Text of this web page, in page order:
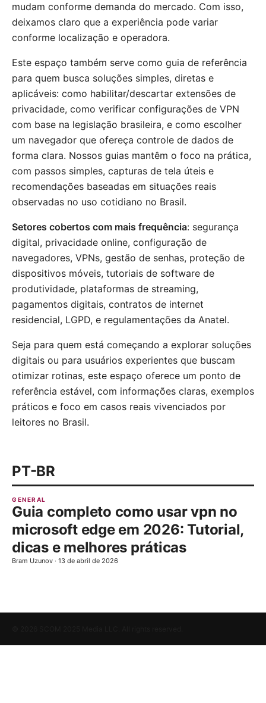
mudam conforme demanda do mercado. Com isso,
deixamos claro que a experiência pode variar
conforme localização e operadora.
Este espaço também serve como guia de referência
para quem busca soluções simples, diretas e
aplicáveis: como habilitar/descartar extensões de
privacidade, como verificar configurações de VPN
com base na legislação brasileira, e como escolher
um navegador que ofereça controle de dados de
forma clara. Nossos guias mantêm o foco na prática,
com passos simples, capturas de tela úteis e
recomendações baseadas em situações reais
observadas no uso cotidiano no Brasil.
Setores cobertos com mais frequência: segurança
digital, privacidade online, configuração de
navegadores, VPNs, gestão de senhas, proteção de
dispositivos móveis, tutoriais de software de
produtividade, plataformas de streaming,
pagamentos digitais, contratos de internet
residencial, LGPD, e regulamentações da Anatel.
Seja para quem está começando a explorar soluções
digitais ou para usuários experientes que buscam
otimizar rotinas, este espaço oferece um ponto de
referência estável, com informações claras, exemplos
práticos e foco em casos reais vivenciados por
leitores no Brasil.
PT-BR
GENERAL
Guia completo como usar vpn no
microsoft edge em 2026: Tutorial,
dicas e melhores práticas
Bram Uzunov · 13 de abril de 2026